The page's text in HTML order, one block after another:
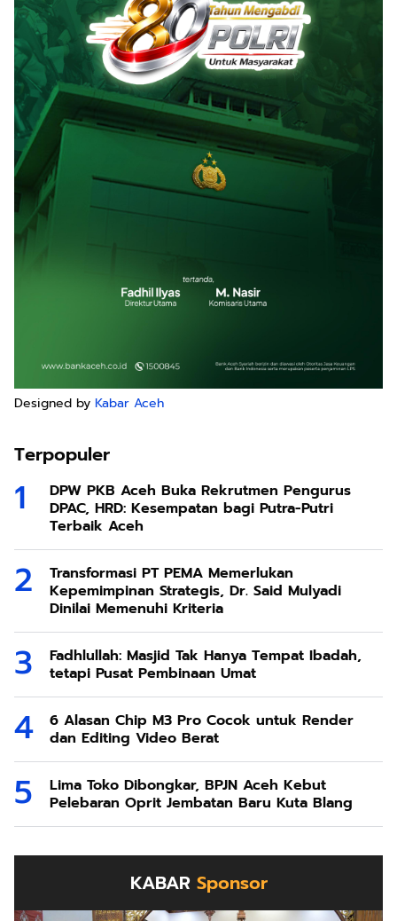
Designed by Kabar Aceh
Terpopuler
DPW PKB Aceh Buka Rekrutmen Pengurus
DPAC, HRD: Kesempatan bagi Putra-Putri
Terbaik Aceh
Transformasi PT PEMA Memerlukan
Kepemimpinan Strategis, Dr. Said Mulyadi
Dinilai Memenuhi Kriteria
Fadhlullah: Masjid Tak Hanya Tempat Ibadah,
tetapi Pusat Pembinaan Umat
6 Alasan Chip M3 Pro Cocok untuk Render
dan Editing Video Berat
Lima Toko Dibongkar, BPJN Aceh Kebut
Pelebaran Oprit Jembatan Baru Kuta Blang
KABAR Sponsor